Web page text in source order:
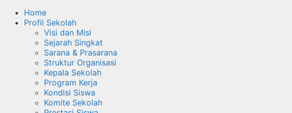
Home
Profil Sekolah
Visi dan Misi
Sejarah Singkat
Sarana & Prasarana
Struktur Organisasi
Kepala Sekolah
Program Kerja
Kondisi Siswa
Komite Sekolah